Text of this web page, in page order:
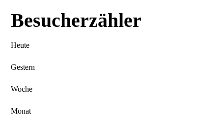
Besucherzähler
Heute
Gestern
Woche
Monat